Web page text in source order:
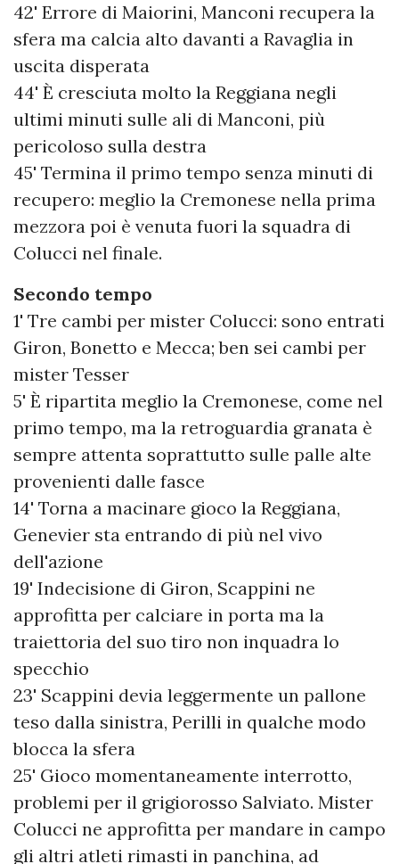
42' Errore di Maiorini, Manconi recupera la
sfera ma calcia alto davanti a Ravaglia in
uscita disperata
44' È cresciuta molto la Reggiana negli
ultimi minuti sulle ali di Manconi, più
pericoloso sulla destra
45' Termina il primo tempo senza minuti di
recupero: meglio la Cremonese nella prima
mezzora poi è venuta fuori la squadra di
Colucci nel finale.
Secondo tempo
1' Tre cambi per mister Colucci: sono entrati
Giron, Bonetto e Mecca; ben sei cambi per
mister Tesser
5' È ripartita meglio la Cremonese, come nel
primo tempo, ma la retroguardia granata è
sempre attenta soprattutto sulle palle alte
provenienti dalle fasce
14' Torna a macinare gioco la Reggiana,
Genevier sta entrando di più nel vivo
dell'azione
19' Indecisione di Giron, Scappini ne
approfitta per calciare in porta ma la
traiettoria del suo tiro non inquadra lo
specchio
23' Scappini devia leggermente un pallone
teso dalla sinistra, Perilli in qualche modo
blocca la sfera
25' Gioco momentaneamente interrotto,
problemi per il grigiorosso Salviato. Mister
Colucci ne approfitta per mandare in campo
gli altri atleti rimasti in panchina, ad